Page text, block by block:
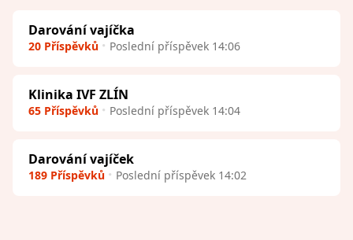
Darování vajíčka
20 Příspěvků Poslední příspěvek 14:06
Klinika IVF ZLÍN
65 Příspěvků Poslední příspěvek 14:04
Darování vajíček
189 Příspěvků Poslední příspěvek 14:02